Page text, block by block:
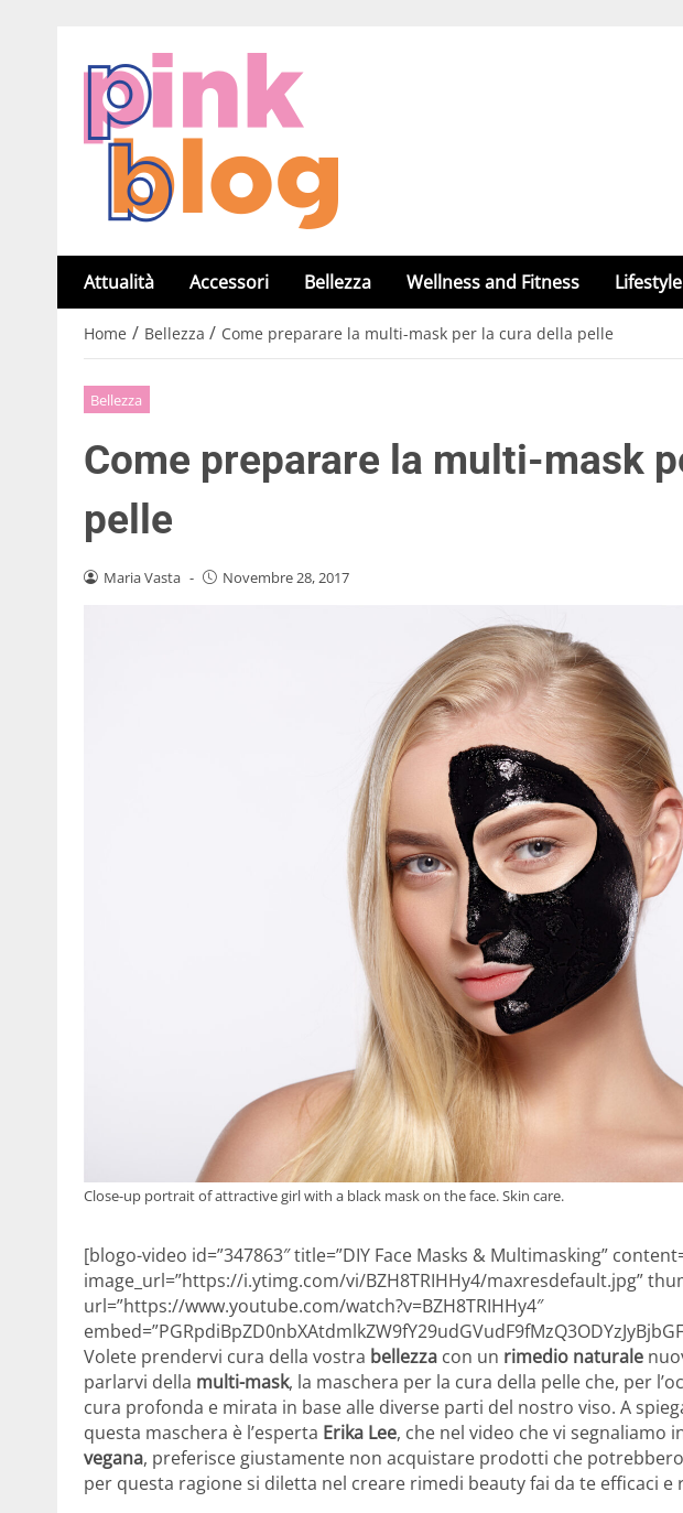
Attualità Accessori Bellezza Wellness and Fitness Lifestyle
Home / Bellezza / Come preparare la multi-mask per la cura della pelle
Bellezza
Come preparare la multi-mask
pelle
Maria Vasta - Novembre 28, 2017
Close-up portrait of attractive girl with a black mask on the face. Skin care.
[blogo-video id=”347863″ title=”DIY Face Masks & Multimasking”
image_url=”https://i.ytimg.com/vi/BZH8TRIHHy4/maxresdefault.jpg”
url=”https://www.youtube.com/watch?v=BZH8TRIHHy4″
Volete prendervi cura della vostra bellezza con un rimedio naturale
parlarvi della multi-mask, la maschera per la cura della pelle che, per
cura profonda e mirata in base alle diverse parti del nostro viso. A
questa maschera è l’esperta Erika Lee, che nel video che vi segnaliamo
vegana, preferisce giustamente non acquistare prodotti che
per questa ragione si diletta nel creare rimedi beauty fai da te efficaci